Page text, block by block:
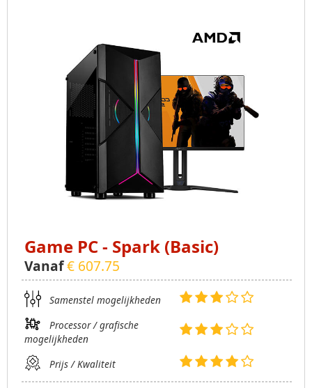
Game PC - Spark (Basic)
Vanaf€ 607.75
Samenstel mogelijkheden
Processor / grafische
mogelijkheden
Prijs / Kwaliteit